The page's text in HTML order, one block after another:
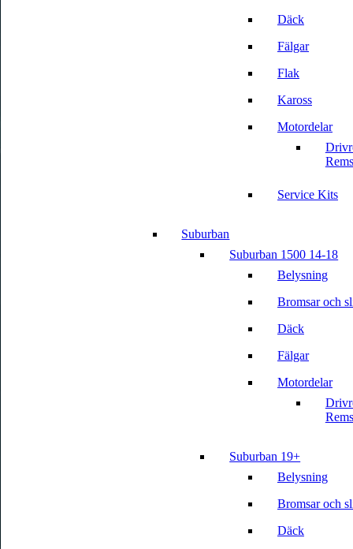
Däck
Fälgar
Flak
Kaross
Motordelar
Service Kits
Suburban
Suburban 1500 14-18
Belysning
Bromsar och
Däck
Fälgar
Motordelar
Suburban 19+
Belysning
Bromsar och
Däck